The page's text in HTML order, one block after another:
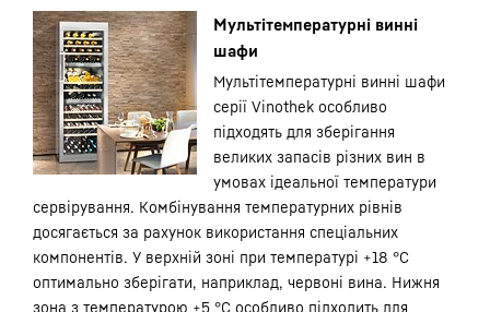
Мультітемпературні винні
шафи
Мультітемпературні винні шафи
серії Vinothek особливо
підходять для зберігання
великих запасів різних вин в
умовах ідеальної температури
сервірування. Комбінування температурних рівнів
досягається за рахунок використання спеціальних
компонентів. У верхній зоні при температурі +18 °C
оптимально зберігати, наприклад, червоні вина. Нижня
зона з температурою +5 °C особливо підходить для